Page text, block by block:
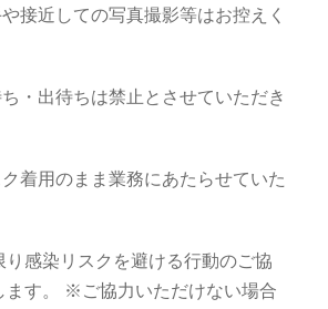
接近しての写真撮影等はお控えく
・出待ちは禁⽌とさせていただき
着⽤のまま業務にあたらせていた
り感染リスクを避ける⾏動のご協
ます。 ※ご協⼒いただけない場合